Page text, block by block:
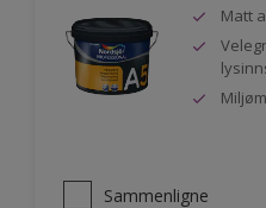
Matt
Sammenligne